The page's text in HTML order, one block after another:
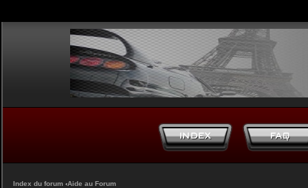
Index du forum ‹Aide au Forum